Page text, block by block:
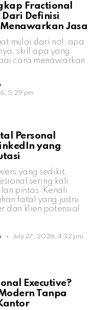
Fractional
Definisi
Jasa
mulai dari nol: apa
skill apa yang
cara menawarkan
5:29 pm
Personal
yang
yang sedikit,
sering kali
pintas. Kenali
fatal yang justru
dan klien potensial
July 27, 2026, 4:32 pm
Executive?
Tanpa